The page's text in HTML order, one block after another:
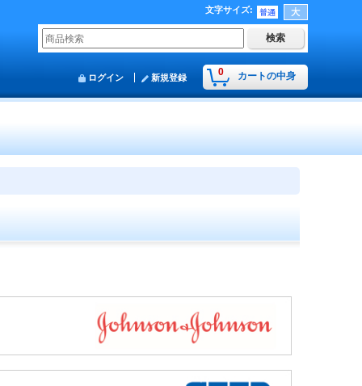
文字サイズ:
0 カートの中身
ログイン 新規登録